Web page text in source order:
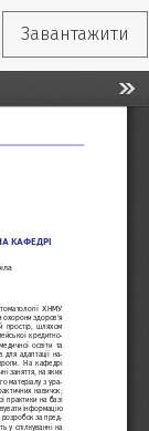
Завантажити